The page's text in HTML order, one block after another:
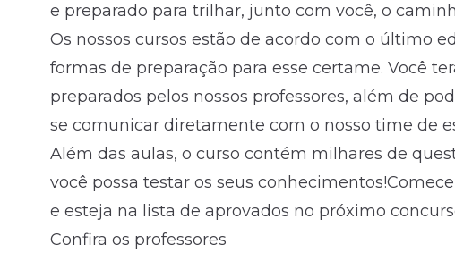
e preparado para trilhar, junto com você, o
Os nossos cursos estão de acordo com o último
formas de preparação para esse certame. Você
preparados pelos nossos professores, além de
se comunicar diretamente com o nosso time de
Além das aulas, o curso contém milhares de
você possa testar os seus
e esteja na lista de aprovados no próximo
Confira os professores